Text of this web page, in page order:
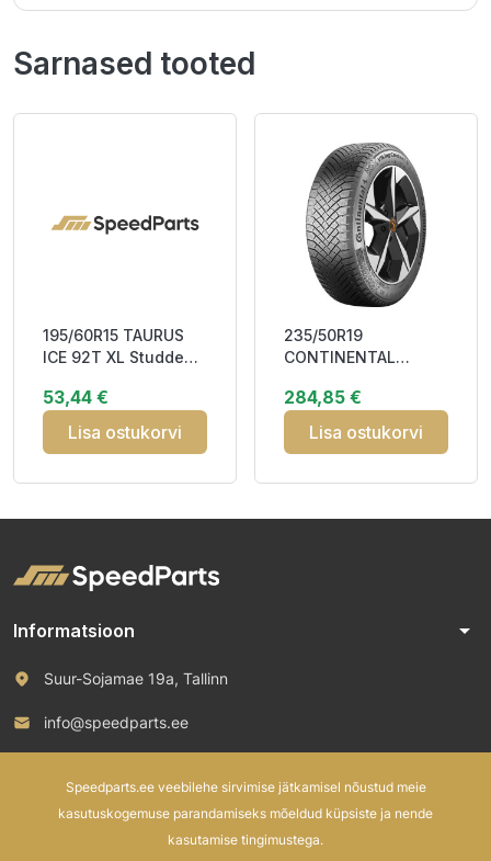
Sarnased tooted
195/60R15 TAURUS
ICE 92T XL Studded
53,44 €
Lisa ostukorvi
235/50R19
CONTINENTAL
103T XL Elect FR
Friction
284,85 €
Lisa ostukorvi
Informatsioon arrow_drop_down
Suur-Sojamae 19a, Tallinn
info@speedparts.ee
Speedparts.ee veebilehe sirvimise jätkamisel nõustud meie
kasutuskogemuse parandamiseks mõeldud küpsiste ja nende
kasutamise tingimustega.